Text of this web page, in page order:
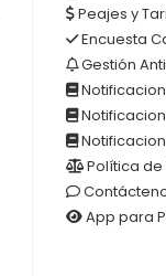
Peajes y
Encuesta
Gestión
Política
App para